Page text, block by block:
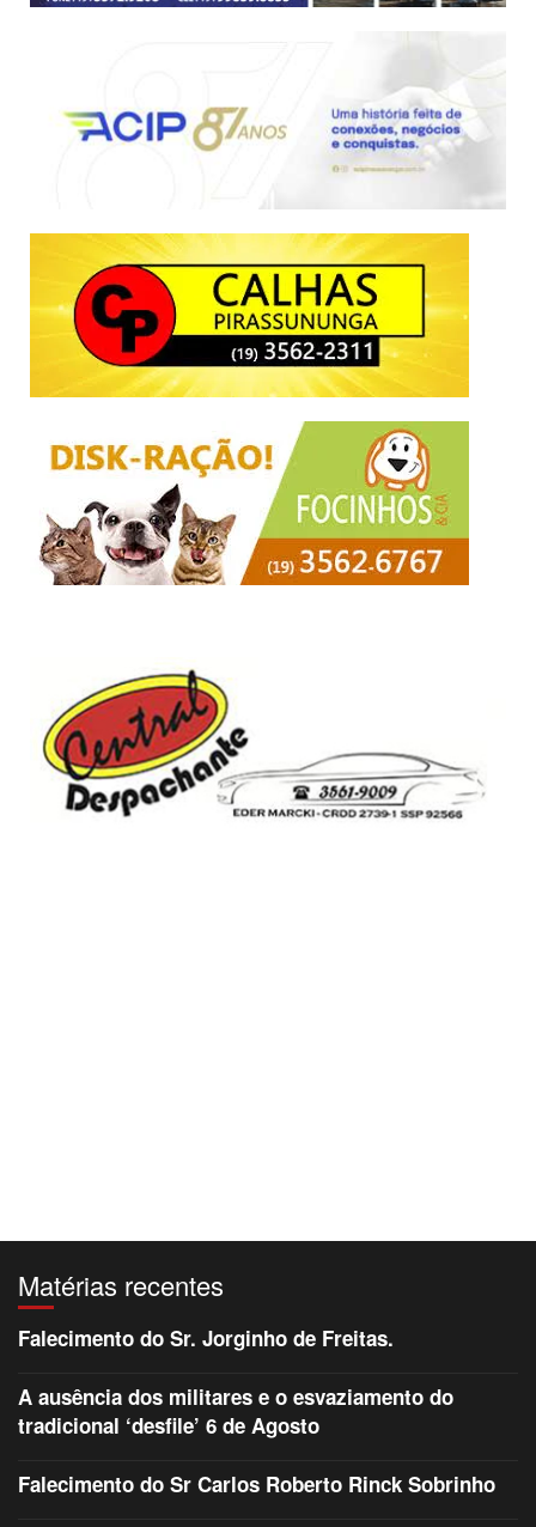
Matérias recentes
Falecimento do Sr. Jorginho de Freitas.
A ausência dos militares e o esvaziamento do
tradicional ‘desfile’ 6 de Agosto
Falecimento do Sr Carlos Roberto Rinck Sobrinho